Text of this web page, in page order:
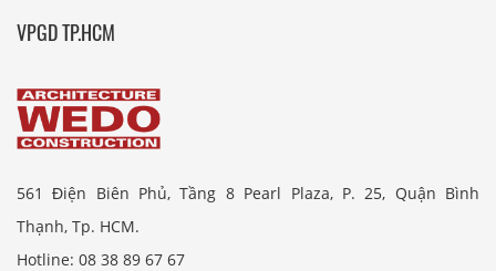
VPGD TP.HCM
561 Điện Biên Phủ, Tầng 8 Pearl Plaza, P. 25, Quận Bình
Thạnh, Tp. HCM.
Hotline: 08 38 89 67 67